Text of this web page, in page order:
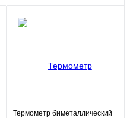
Термометр биметаллический